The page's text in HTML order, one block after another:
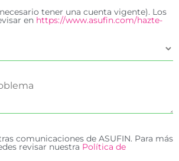
tener una cuenta vigente). Los
en https://www.asufin.com/hazte-
comunicaciones de ASUFIN. Para más
revisar nuestra Política de